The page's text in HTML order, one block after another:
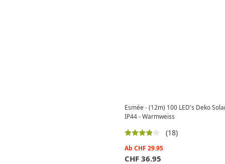
Esmée - (12m) 100 LED's Deko
IP44 - Warmweiss
(18)
Ab CHF 29.95
CHF 36.95